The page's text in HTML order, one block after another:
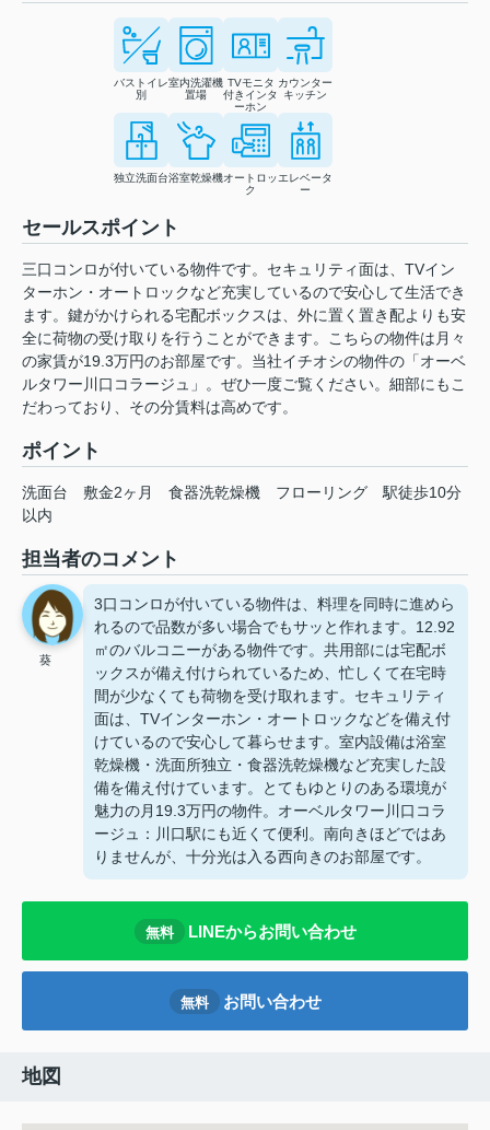
バストイレ
別
室内洗濯機
置場
TVモニタ
付きインタ
ーホン
カウンター
キッチン
独立洗面台浴室乾燥機オートロッ
ク
エレベータ
ー
セールスポイント
三口コンロが付いている物件です。セキュリティ面は、TVイン
ターホン・オートロックなど充実しているので安心して生活でき
ます。鍵がかけられる宅配ボックスは、外に置く置き配よりも安
全に荷物の受け取りを行うことができます。こちらの物件は月々
の家賃が19.3万円のお部屋です。当社イチオシの物件の「オーベ
ルタワー川口コラージュ」。ぜひ一度ご覧ください。細部にもこ
だわっており、その分賃料は高めです。
ポイント
洗面台 敷金2ヶ月 食器洗乾燥機 フローリング
駅徒歩10分
以内
担当者のコメント
葵
3口コンロが付いている物件は、料理を同時に進めら
れるので品数が多い場合でもサッと作れます。12.92
㎡のバルコニーがある物件です。共用部には宅配ボ
ックスが備え付けられているため、忙しくて在宅時
間が少なくても荷物を受け取れます。セキュリティ
面は、TVインターホン・オートロックなどを備え付
けているので安心して暮らせます。室内設備は浴室
乾燥機・洗面所独立・食器洗乾燥機など充実した設
備を備え付けています。とてもゆとりのある環境が
魅力の月19.3万円の物件。オーベルタワー川口コラ
ージュ：川口駅にも近くて便利。南向きほどではあ
りませんが、十分光は入る西向きのお部屋です。
無料 LINEからお問い合わせ
無料 お問い合わせ
地図